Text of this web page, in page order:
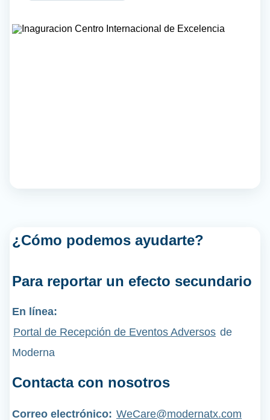
¿Cómo podemos ayudarte?
Para reportar un efecto secundario
En línea:
Portal de Recepción de Eventos Adversos de
Moderna
Contacta con nosotros
Correo electrónico: WeCare@modernatx.com